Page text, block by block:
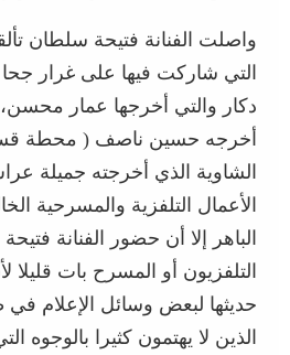
واصلت الفنانة فتيحة سلطان
التي شاركت فيها على غرار جحا
دكار والتي أخرجها عمار
الشاوية الذي أخرجته جميلة
الأعمال التلفزية والمسرحية
الباهر إلا أن حضور الفنانة
التلفزيون أو المسرح بات
حديثها لبعض وسائل الإعلام
الذين لا يهتمون كثيرا بالوجوه